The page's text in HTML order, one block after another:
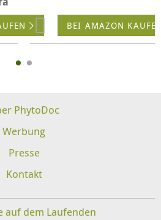
BEI AMAZON
PhytoDoc
Werbung
Presse
Kontakt
auf dem Laufenden